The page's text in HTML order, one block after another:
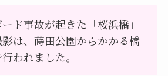
ド事故が起きた「桜浜橋」
は、蒔田公園からかかる橋
われました。